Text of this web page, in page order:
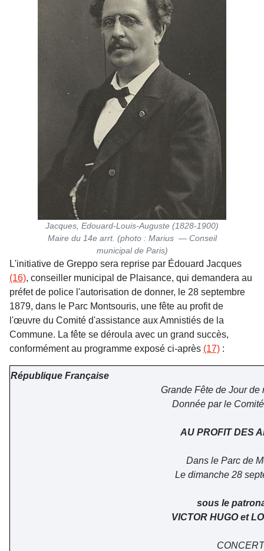
Jacques, Edouard-Louis-Auguste (1828-1900)
Maire du 14e arrt. (photo : Marius — Conseil
municipal de Paris)
L'initiative de Greppo sera reprise par Édouard Jacques
(16), conseiller municipal de Plaisance, qui demandera au
préfet de police l'autorisation de donner, le 28 septembre
1879, dans le Parc Montsouris, une fête au profit de
l'œuvre du Comité d'assistance aux Amnistiés de la
Commune. La fête se déroula avec un grand succès,
conformément au programme exposé ci-après (17) :
République Française
Grande Fête de Jour de
Donnée par le
AU PROFIT DES
Dans le Parc de
Le dimanche 28
sous le
VICTOR HUGO et